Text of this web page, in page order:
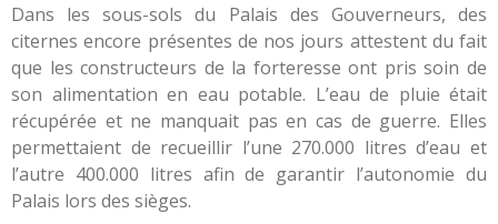
Dans les sous-sols du Palais des Gouverneurs, des
citernes encore présentes de nos jours attestent du fait
que les constructeurs de la forteresse ont pris soin de
son alimentation en eau potable. L’eau de pluie était
récupérée et ne manquait pas en cas de guerre. Elles
permettaient de recueillir l’une 270.000 litres d’eau et
l’autre 400.000 litres afin de garantir l’autonomie du
Palais lors des sièges.